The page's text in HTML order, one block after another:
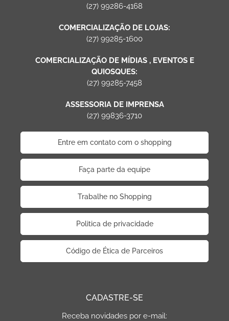
(27) 99286-4168
COMERCIALIZAÇÃO DE LOJAS:
(27) 99285-1600
COMERCIALIZAÇÃO DE MÍDIAS , EVENTOS E
QUIOSQUES:
(27) 99285-7458
ASSESSORIA DE IMPRENSA
(27) 99836-3710
Entre em contato com o shopping
Faça parte da equipe
Trabalhe no Shopping
Politica de privacidade
Código de Ética de Parceiros
CADASTRE-SE
Receba novidades por e-mail: